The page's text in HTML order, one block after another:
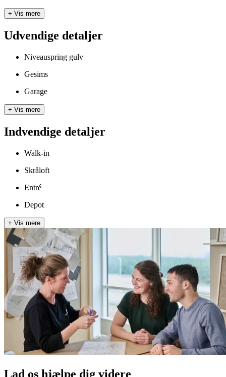
+ Vis mere
Udvendige detaljer
Niveauspring gulv
Gesims
Garage
+ Vis mere
Indvendige detaljer
Walk-in
Skråloft
Entré
Depot
+ Vis mere
Lad os hjælpe dig videre